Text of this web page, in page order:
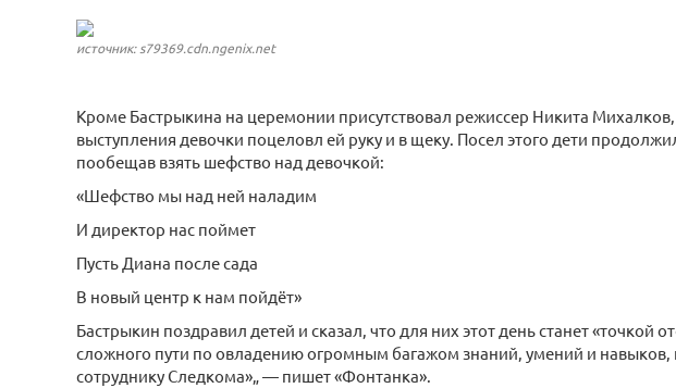
источник: s79369.cdn.ngenix.net
Кроме Бастрыкина на церемонии присутствовал режиссер Никита Михалков,
выступления девочки поцеловл ей руку и в щеку. Посел этого дети
пообещав взять шефство над девочкой:
«Шефство мы над ней наладим
И директор нас поймет
Пусть Диана после сада
В новый центр к нам пойдёт»
Бастрыкин поздравил детей и сказал, что для них этот день станет «точкой
сложного пути по овладению огромным багажом знаний, умений и
сотруднику Следкома»„ — пишет «Фонтанка».